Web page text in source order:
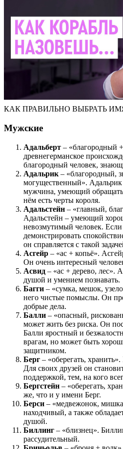
КАК ПРАВИЛЬНО ВЫБРАТЬ
Мужские
Адальберт – «благородный
древнегерманское
благородный человек,
Адальрик – «благородный,
могущественный». Адальрик
мужчина, умеющий
нём есть черты короля.
Адальстейн – «главный,
Адальстейн – умеющий
невозмутимый человек.
демонстрировать
он справляется с такой
Асгейр – «ас + копьё».
Он очень интересный
Асвид – «ас + дерево, лес».
душой и умением познавать.
Багги – «сумка, мешок,
него чистые помыслы. Он
добрые дела.
Балли – «опасный,
может жить без риска. Он
Балли яростный и
врагам, но может быть
защитником.
Берг – «оберегать,
Для своих друзей он
поддержкой, тем, на кого
Бергстейн – «оберегать,
же, что и у имени Берг.
Берси – «медвежонок,
находчивый, а также
душой.
Биллинг – «близнец».
рассудительный.